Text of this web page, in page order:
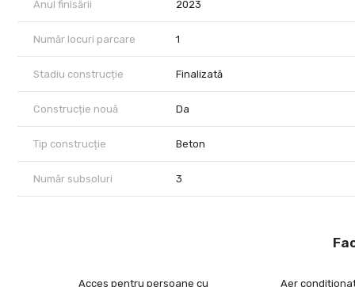
Achizitia se realizeaza cu comision 0% pentru cumparator.
Pentru detalii suplimentare si programarea unei vizionari,
Anul finisării 2023
Număr locuri parcare 1
Stadiu construcție Finalizată
Construcție nouă Da
Tip construcție Beton
Număr subsoluri 3
Acces pentru persoane cu
Aer